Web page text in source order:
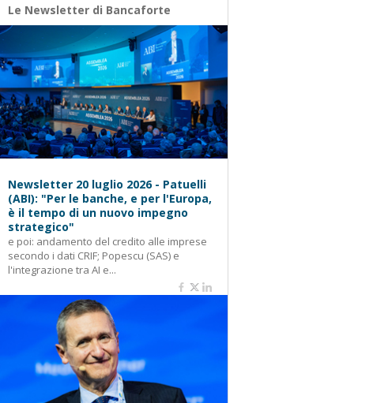
Le Newsletter di Bancaforte
Newsletter 20 luglio 2026 - Patuelli
(ABI): "Per le banche, e per l'Europa,
è il tempo di un nuovo impegno
strategico"
e poi: andamento del credito alle imprese
secondo i dati CRIF; Popescu (SAS) e
l'integrazione tra AI e...